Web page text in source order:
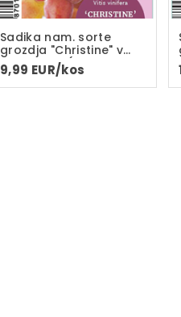
Sadika nam. sorte
grozdja "Christine" v
loncu C-2L(dvoletna
sadika)
9,99 EUR/kos